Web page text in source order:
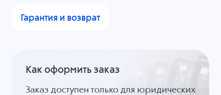
Гарантия и возврат
Как оформить заказ
Заказ доступен только для юридических